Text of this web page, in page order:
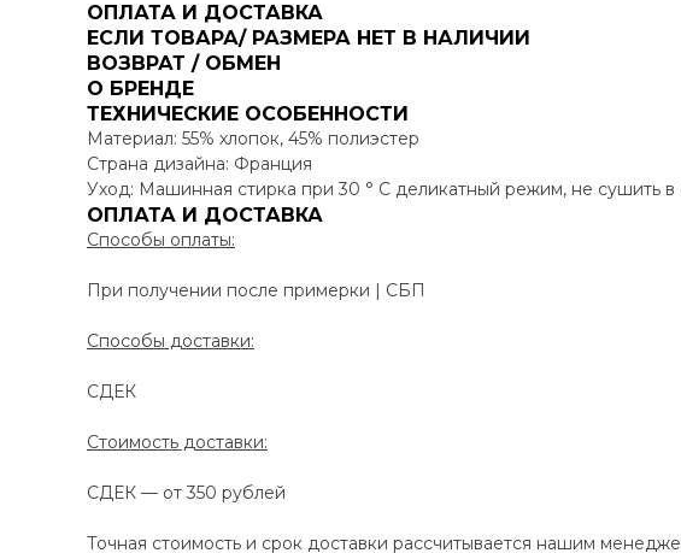
ОПЛАТА И ДОСТАВКА
ЕСЛИ ТОВАРА/ РАЗМЕРА НЕТ В НАЛИЧИИ
ВОЗВРАТ / ОБМЕН
О БРЕНДЕ
ТЕХНИЧЕСКИЕ ОСОБЕННОСТИ
Материал: 55% хлопок, 45% полиэстер
Страна дизайна: Франция
Уход: Машинная стирка при 30 ° C деликатный режим, не сушить в
ОПЛАТА И ДОСТАВКА
Способы оплаты:
При получении после примерки | СБП
Способы доставки:
СДЕК
Стоимость доставки:
СДЕК — от 350 рублей
Точная стоимость и срок доставки рассчитывается нашим